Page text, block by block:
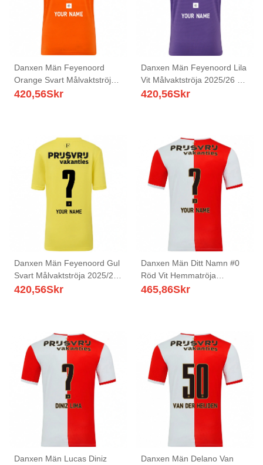
Danxen Män Feyenoord
Orange Svart Målvaktströja
2025/26 T-tröja
420,56Skr
Danxen Män Feyenoord Lila
Vit Målvaktströja 2025/26 T-
tröja
420,56Skr
Danxen Män Feyenoord Gul
Svart Målvaktströja 2025/26
T-tröja
420,56Skr
Danxen Män Ditt Namn #0
Röd Vit Hemmatröja
Matchtröjor 2025/26 Tröjor
465,86Skr
Danxen Män Lucas Diniz
Danxen Män Delano Van